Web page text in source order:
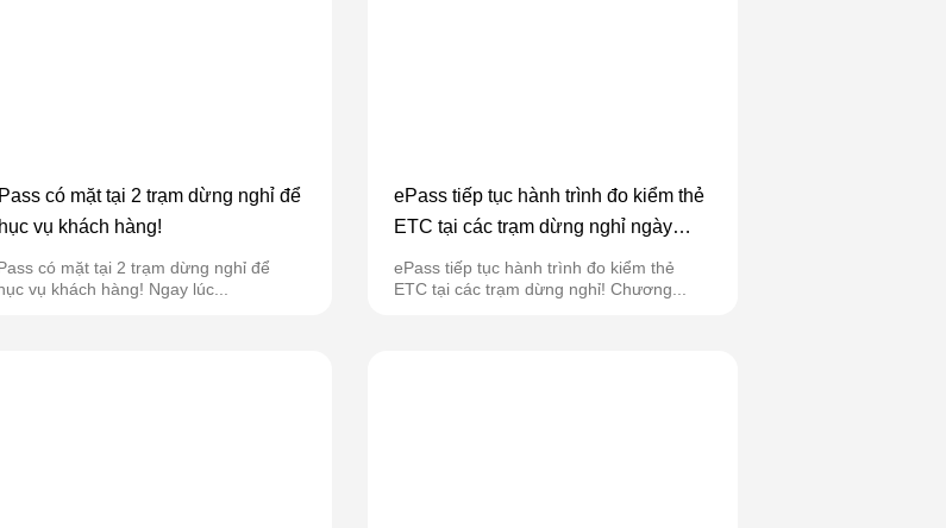
có mặt tại 2 trạm dừng nghỉ để
vụ khách hàng!
có mặt tại 2 trạm dừng nghỉ để
vụ khách hàng! Ngay lúc...
ePass tiếp tục hành trình đo kiểm thẻ
ETC tại các trạm dừng nghỉ ngày
19/9/2025
ePass tiếp tục hành trình đo kiểm thẻ
ETC tại các trạm dừng nghỉ! Chương...